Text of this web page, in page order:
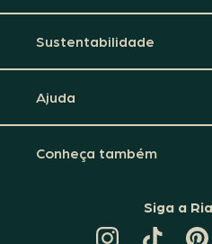
Sustentabilidade
Ajuda
Conheça também
Siga a